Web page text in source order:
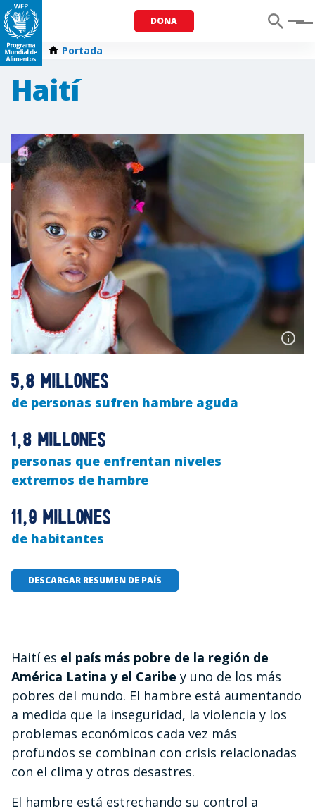
DONA Menu
Portada
Haití
5,8 millones
de personas sufren hambre aguda
1,8 millones
personas que enfrentan niveles
extremos de hambre
11,9 millones
de habitantes
DESCARGAR RESUMEN DE PAÍS
Haití es el país más pobre de la región de
América Latina y el Caribe y uno de los más
pobres del mundo. El hambre está aumentando
a medida que la inseguridad, la violencia y los
problemas económicos cada vez más
profundos se combinan con crisis relacionadas
con el clima y otros desastres.
El hambre está estrechando su control a